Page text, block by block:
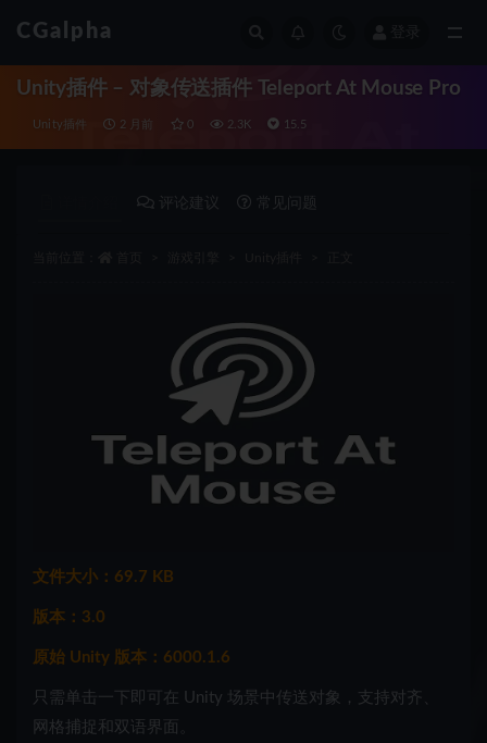
CGalpha
Unity插件 – 对象传送插件 Teleport At Mouse Pro
Unity插件 2 月前 0 2.3K 15.5
评论建议 常见问题
文件大小：69.7 KB
版本：3.0
原始 Unity 版本：6000.1.6
只需单击一下即可在 Unity 场景中传送对象，支持对齐、
网格捕捉和双语界面。